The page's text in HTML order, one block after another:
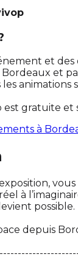
et des
Bordeaux et
animations
est gratuite et
à
à
possible.
depuis